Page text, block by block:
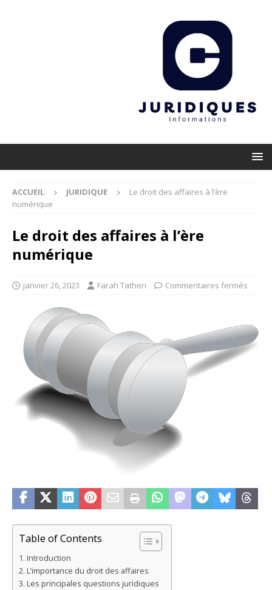
ACCUEIL JURIDIQUE
Le droit des affaires à l’ère
numérique
Le droit des affaires à l’ère
numérique
janvier 26, 2023 Farah Tatheri Commentaires fermés
Table of Contents
Introduction
L’importance du droit des affaires
Les principales questions juridiques